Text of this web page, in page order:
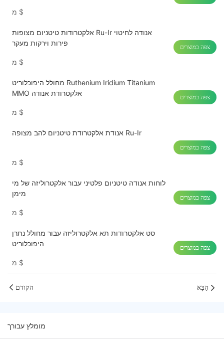
$
אלקטרודות טיטניום מצופות Ru-Ir אנודה לחיטוי
פירות וירקות מעקר
$
צפה במוצרים
מחולל היפוכלוריט Ruthenium Iridium Titanium
MMO אלקטרודת אנודה
$
צפה במוצרים
אנודת אלקטרודת טיטניום להב מצופה Ru-Ir
$
צפה במוצרים
לוחות אנודה טיטניום פלטיני עבור אלקטרוליזה של מי
מימן
$
צפה במוצרים
סט אלקטרודות תא אלקטרוליזה עבור מחולל נתרן
היפוכלוריט
$
צפה במוצרים
הקודם הַבָּא
מומלץ עבורך